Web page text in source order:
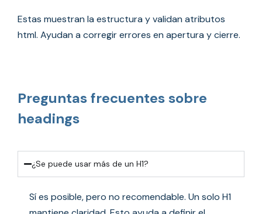
Estas muestran la estructura y validan atributos
html. Ayudan a corregir errores en apertura y cierre.
Preguntas frecuentes sobre
headings
¿Se puede usar más de un H1?
Sí es posible, pero no recomendable. Un solo H1